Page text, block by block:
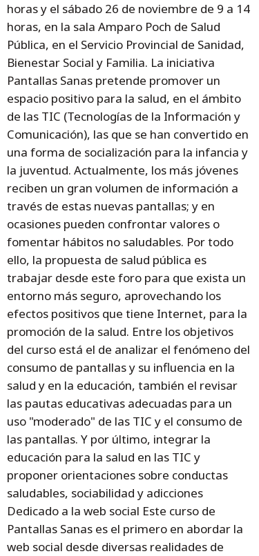
horas y el sábado 26 de noviembre de 9 a 14
horas, en la sala Amparo Poch de Salud
Pública, en el Servicio Provincial de Sanidad,
Bienestar Social y Familia. La iniciativa
Pantallas Sanas pretende promover un
espacio positivo para la salud, en el ámbito
de las TIC (Tecnologías de la Información y
Comunicación), las que se han convertido en
una forma de socialización para la infancia y
la juventud. Actualmente, los más jóvenes
reciben un gran volumen de información a
través de estas nuevas pantallas; y en
ocasiones pueden confrontar valores o
fomentar hábitos no saludables. Por todo
ello, la propuesta de salud pública es
trabajar desde este foro para que exista un
entorno más seguro, aprovechando los
efectos positivos que tiene Internet, para la
promoción de la salud. Entre los objetivos
del curso está el de analizar el fenómeno del
consumo de pantallas y su influencia en la
salud y en la educación, también el revisar
las pautas educativas adecuadas para un
uso "moderado" de las TIC y el consumo de
las pantallas. Y por último, integrar la
educación para la salud en las TIC y
proponer orientaciones sobre conductas
saludables, sociabilidad y adicciones
Dedicado a la web social Este curso de
Pantallas Sanas es el primero en abordar la
web social desde diversas realidades de